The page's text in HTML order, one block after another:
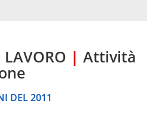
LAVORO | Attività
DEL 2011